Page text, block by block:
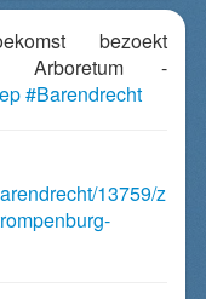
bezoekt
Arboretum -
#Barendrecht
13759/z